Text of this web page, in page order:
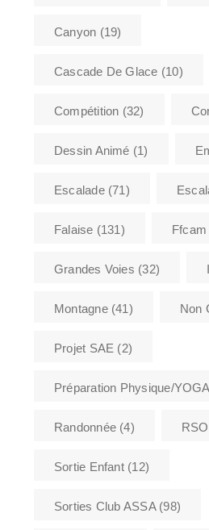
Canyon (19)
Cascade De Glace (10)
Compétition (32)
Dessin Animé (1)
Escalade(71)
Falaise (131) Ffcam
Grandes Voies (32)
Montagne(41) Non
Projet SAE (2)
Préparation Physique/YOGA
Randonnée (4) RSO
Sortie Enfant(12)
Sorties Club ASSA(98)